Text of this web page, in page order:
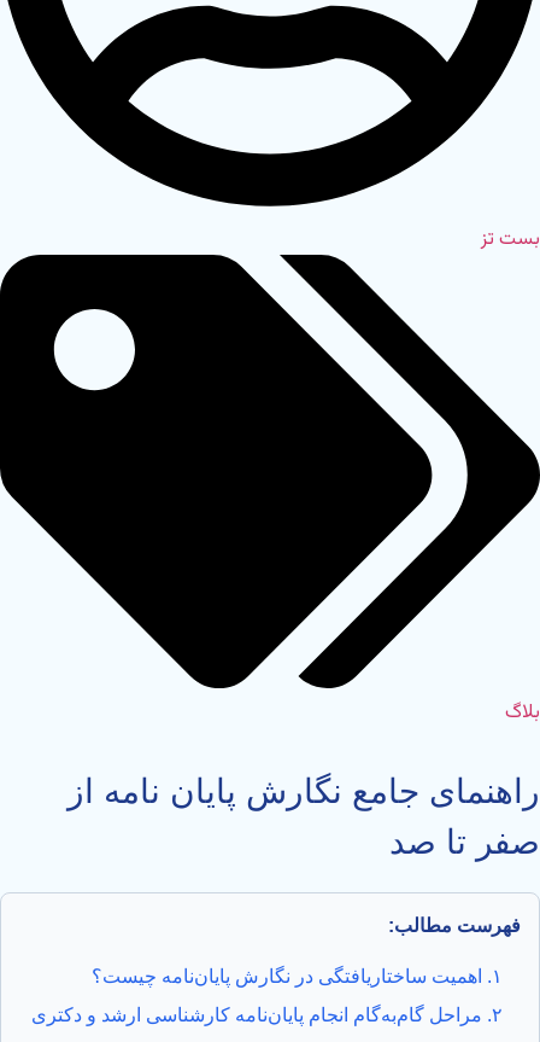
بست تز
بلاگ
راهنمای جامع نگارش پایان نامه از
صفر تا صد
فهرست مطالب:
۱. اهمیت ساختاریافتگی در نگارش پایان‌نامه چیست؟
۲. مراحل گام‌به‌گام انجام پایان‌نامه کارشناسی ارشد و دکتری